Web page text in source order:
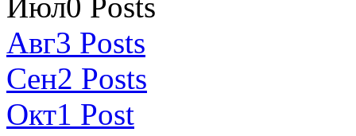
Июл0 Posts
Авг3 Posts
Сен2 Posts
Окт1 Post